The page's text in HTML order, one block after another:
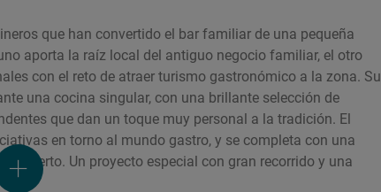
que han convertido el bar familiar de una pequeña
aporta la raíz local del antiguo negocio familiar, el otro
con el reto de atraer turismo gastronómico a la zona. Su
una cocina singular, con una brillante selección de
que dan un toque muy personal a la tradición. El
en torno al mundo gastro, y se completa con una
acierto. Un proyecto especial con gran recorrido y una